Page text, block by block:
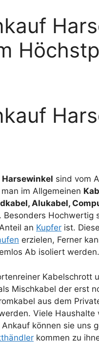
sind vom
im Allgemeinen
Alukabel,
. Besonders Hochwertig
an Kupfer ist.
erzielen, Ferner
Ab isoliert werden.
Kabelschrott
Mischkabel der erst
aus dem
Viele Haushalte
können sie uns
kommen zu